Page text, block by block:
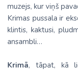
muzejs, kur viņš
Krimas pussala ir
klintis, kaktusi,
ansambli…
Krimā, tāpat, kā